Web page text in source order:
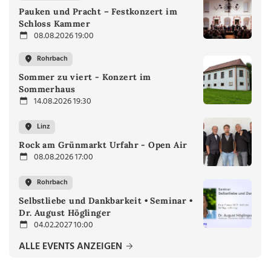
Pauken und Pracht – Festkonzert im
Schloss Kammer
08.08.2026 19:00
Rohrbach
Sommer zu viert - Konzert im
Sommerhaus
14.08.2026 19:30
Linz
Rock am Grünmarkt Urfahr - Open Air
08.08.2026 17:00
Rohrbach
Selbstliebe und Dankbarkeit • Seminar •
Dr. August Höglinger
04.02.2027 10:00
ALLE EVENTS ANZEIGEN